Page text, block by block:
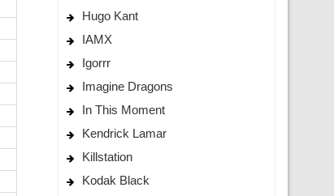
Hugo Kant
IAMX
Igorrr
Imagine Dragons
In This Moment
Kendrick Lamar
Killstation
Kodak Black